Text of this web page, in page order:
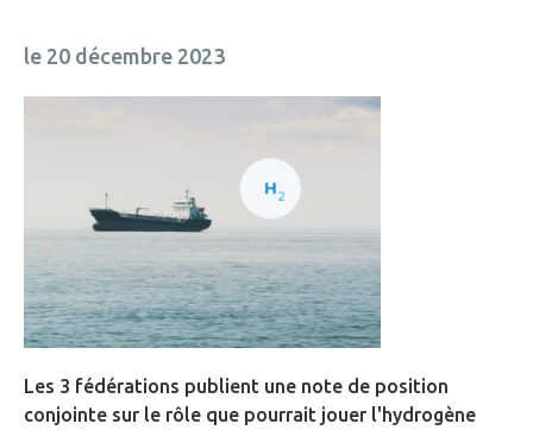
le 20 décembre 2023
Les 3 fédérations publient une note de position
conjointe sur le rôle que pourrait jouer l'hydrogène